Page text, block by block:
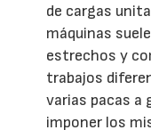
de cargas
máquinas
estrechos y
trabajos
varias pacas a
imponer los